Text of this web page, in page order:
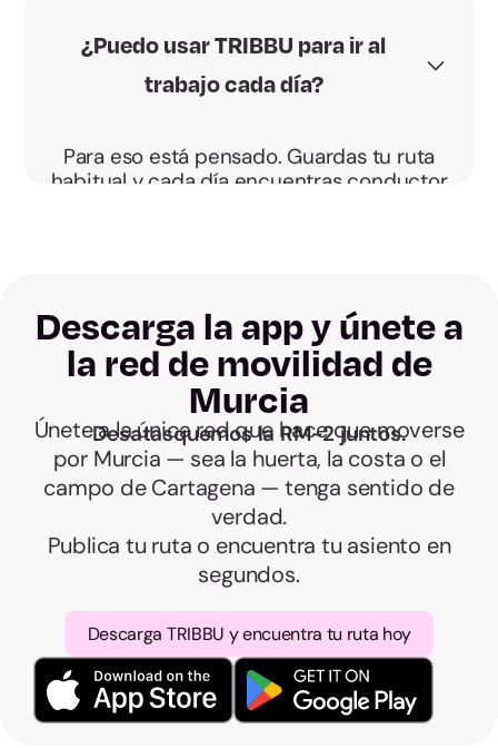
vais directos, sin desvíos.
¿Puedo usar TRIBBU para ir al
trabajo cada día?
Para eso está pensado. Guardas tu ruta
habitual y cada día encuentras conductor
Descarga la app y únete a
la red de movilidad de
Murcia
Desatasquemos la RM-2 juntos.
Únete a la única red que hace que moverse
por Murcia — sea la huerta, la costa o el
campo de Cartagena — tenga sentido de
verdad.
Publica tu ruta o encuentra tu asiento en
segundos.
Descarga TRIBBU y encuentra tu ruta hoy